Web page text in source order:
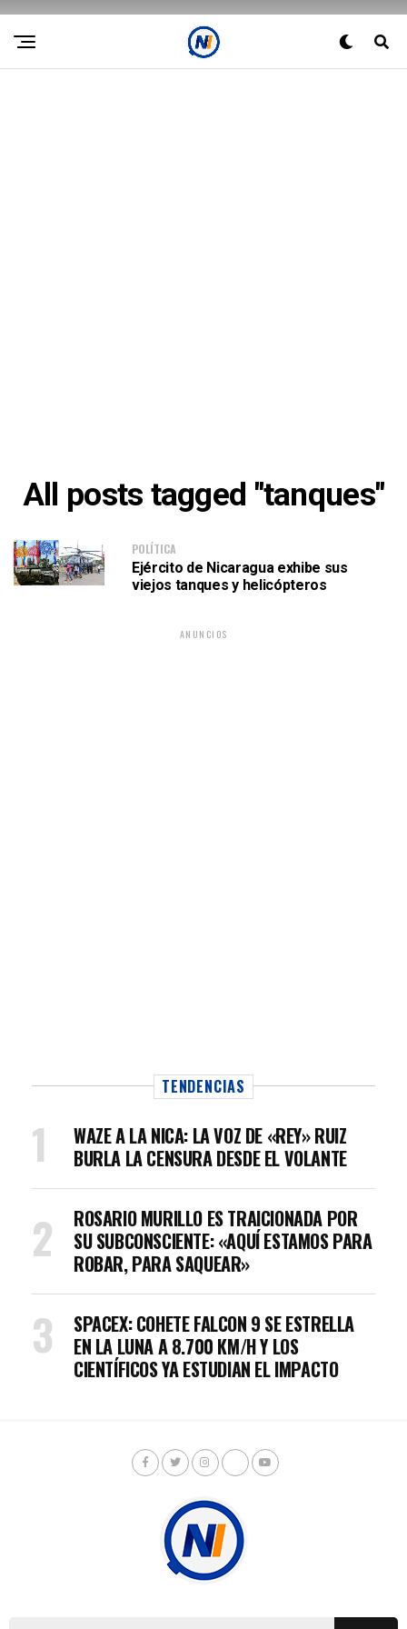
All posts tagged "tanques"
POLÍTICA
Ejército de Nicaragua exhibe sus
viejos tanques y helicópteros
ANUNCIOS
TENDENCIAS
WAZE A LA NICA: LA VOZ DE «REY» RUIZ
BURLA LA CENSURA DESDE EL VOLANTE
ROSARIO MURILLO ES TRAICIONADA POR
SU SUBCONSCIENTE: «AQUÍ ESTAMOS PARA
ROBAR, PARA SAQUEAR»
SPACEX: COHETE FALCON 9 SE ESTRELLA
EN LA LUNA A 8.700 KM/H Y LOS
CIENTÍFICOS YA ESTUDIAN EL IMPACTO